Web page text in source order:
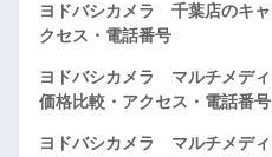
ヨドバシカメラ 千葉店のキ
クセス・電話番号
ヨドバシカメラ マルチメディ
価格比較・アクセス・電話番号
ヨドバシカメラ マルチメディ